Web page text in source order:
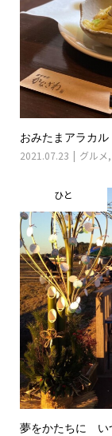
おみたまアラカ
2021.07.23 グルメ,
ひと
夢をかたちに い